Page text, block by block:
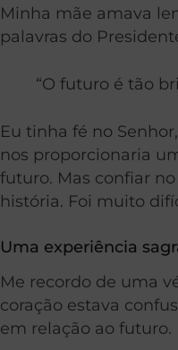
Minha mãe amava
palavras do
“O futuro é tão
Eu tinha fé no
nos proporcionaria
futuro. Mas confiar
história. Foi muito
Uma experiência
Me recordo de uma
coração estava
em relação ao futuro.